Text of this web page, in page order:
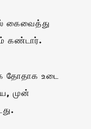
கைவைத்து
கண்டார்.
தோதாக உடை
முன்